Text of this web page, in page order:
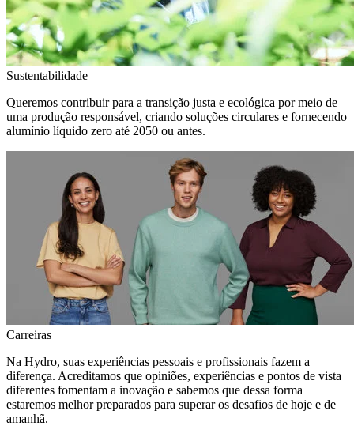
Sustentabilidade
Queremos contribuir para a transição justa e ecológica por meio de
uma produção responsável, criando soluções circulares e fornecendo
alumínio líquido zero até 2050 ou antes.
Carreiras
Na Hydro, suas experiências pessoais e profissionais fazem a
diferença. Acreditamos que opiniões, experiências e pontos de vista
diferentes fomentam a inovação e sabemos que dessa forma
estaremos melhor preparados para superar os desafios de hoje e de
amanhã.